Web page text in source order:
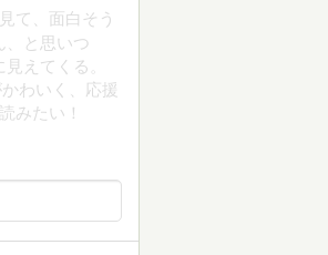
て、面白そう
、と思いつ
えてくる。
わいく、応援
みたい！